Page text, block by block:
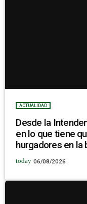
ACTUALIDAD
Desde la
en lo que tiene
hurgadores en la
today 06/08/2026